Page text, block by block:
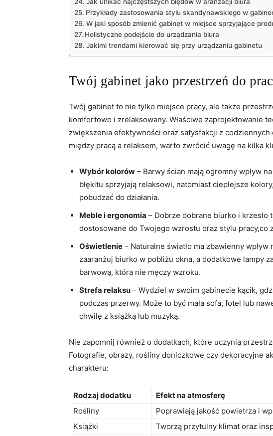
Przykłady zastosowania stylu skandynawskiego w
W jaki sposób zmienić gabinet w miejsce ⁢sprzyjające
Holistyczne podejście‍ do urządzania biura
Jakimi trendami​ kierować⁢ się przy urządzaniu⁤ gabinetu
Twój gabinet jako przestrzeń do
Twój gabinet to nie tylko miejsce ⁤pracy, ale także
komfortowo i zrelaksowany. ‍Właściwe ‌zaprojektowanie
zwiększenia‌ efektywności oraz satysfakcji z
między pracą ‍a relaksem, warto zwrócić uwagę ‌na kilka
Wybór‌ kolorów – Barwy‍ ścian mają ogromny wpływ
błękitu sprzyjają relaksowi, natomiast cieplejsze
pobudzać do działania.
Meble i ‌ergonomia – Dobrze‌ dobrane biurko i
dostosowane do Twojego wzrostu oraz stylu
Oświetlenie – Naturalne światło ⁢ma zbawienny
‍zaaranżuj biurko w pobliżu okna, a dodatkowe lampy
barwową,⁣ która nie męczy wzroku.
Strefa relaksu – Wydziel w swoim ⁢gabinecie‌ kącik,
podczas przerwy. Może to być mała sofa, fotel lub
chwilę z⁤ książką lub⁣ muzyką.
Nie zapomnij również⁤ o⁢ dodatkach, które​ uczynią
Fotografie, obrazy, ⁢rośliny ⁢doniczkowe czy ‌dekoracyjne
charakteru:
Rodzaj dodatku
Efekt⁢ na atmosferę
Rośliny
Poprawiają jakość powietrza i
Książki
Tworzą przytulny klimat oraz